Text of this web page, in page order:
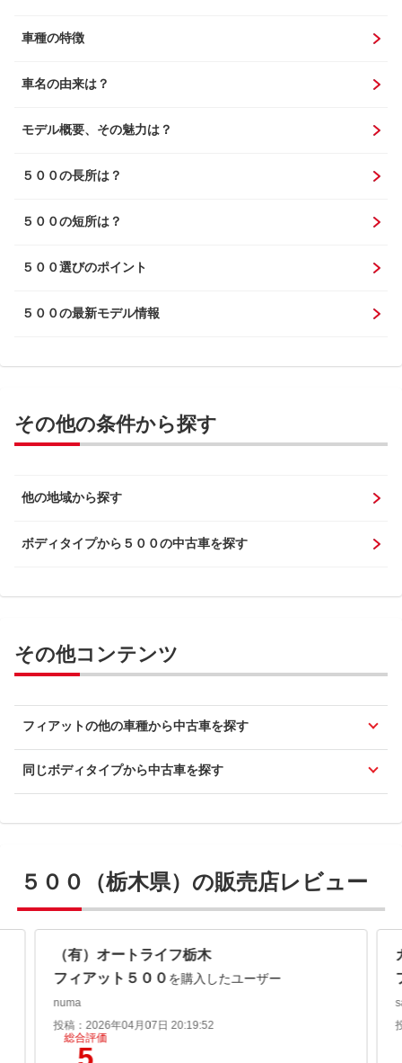
車種の特徴
車名の由来は？
モデル概要、その魅力は？
５００の長所は？
５００の短所は？
５００選びのポイント
５００の最新モデル情報
その他の条件から探す
他の地域から探す
ボディタイプから５００の中古車を探す
その他コンテンツ
フィアットの他の車種から中古車を探す
同じボディタイプから中古車を探す
５００（栃木県）の販売店レビュー
（有）オートライフ栃木
フィアット５００ を購入したユーザー
numa
投稿：2026年04月07日 20:19:52
総合評価